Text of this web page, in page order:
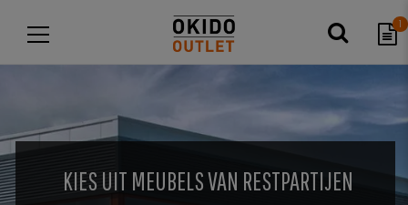
1
KIES UIT MEUBELS VAN RESTPARTIJEN